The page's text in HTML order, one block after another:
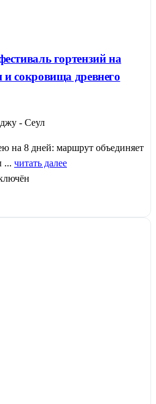
гортензий на
сокровища древнего
- Сеул
на 8 дней: маршрут объединяет
... читать далее